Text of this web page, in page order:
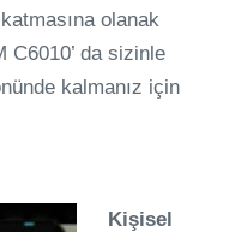
olanak
da sizinle
kalmanız için
Kişisel